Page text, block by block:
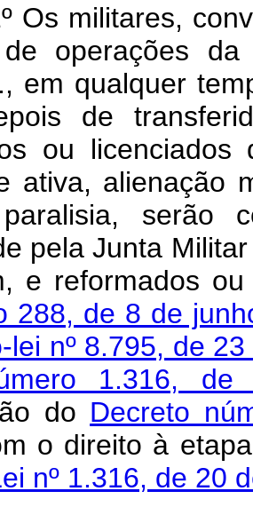
Os militares,
operações
em qualquer
de
ou
ativa, alienação
serão
pela Junta
e reformados
288, de 8 de
lei nº 8.795, de
1.316,
do Decreto
o direito à
nº 1.316, de 20